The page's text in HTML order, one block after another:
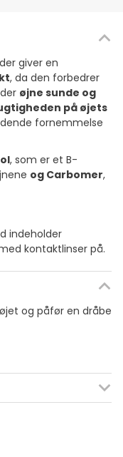
der giver en
, da den forbedrer
øjne sunde og
på øjets
fornemmelse
, som er et B-
og Carbomer,
indeholder
kontaktlinser på.
og påfør en dråbe